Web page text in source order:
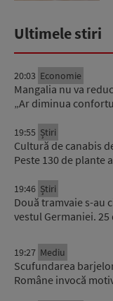
Ultimele stiri
20:03 Economie
Mangalia nu va
„Ar diminua
19:55 Știri
Cultură de canabis
Peste 130 de
19:46 Știri
Două tramvaie s-au
vestul Germaniei.
19:27 Mediu
Scufundarea
Române invocă